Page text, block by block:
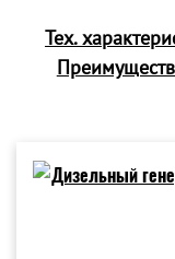
Тех.